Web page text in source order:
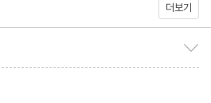
시대에 쓰지 않을 수 없었던 이야기임
어요
더보기